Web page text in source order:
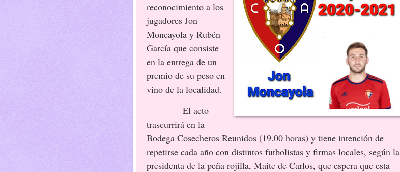
reconocimiento a los
jugadores Jon
Moncayola y Rubén
García que consiste
en la entrega de un
premio de su peso en
vino de la localidad.
El acto
trascurrirá en la
Bodega Cosecheros Reunidos (19.00 horas) y tiene intención de
repetirse cada año con distintos futbolistas y firmas locales, según la
presidenta de la peña rojilla, Maite de Carlos, que espera que esta